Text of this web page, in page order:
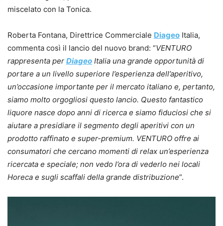
miscelato con la Tonica.
Roberta Fontana, Direttrice Commerciale Diageo Italia,
commenta così il lancio del nuovo brand: “VENTURO
rappresenta per Diageo Italia una grande opportunità di
portare a un livello superiore l’esperienza dell’aperitivo,
un’occasione importante per il mercato italiano e, pertanto,
siamo molto orgogliosi questo lancio. Questo fantastico
liquore nasce dopo anni di ricerca e siamo fiduciosi che si
aiutare a presidiare il segmento degli aperitivi con un
prodotto raffinato e super-premium. VENTURO offre ai
consumatori che cercano momenti di relax un’esperienza
ricercata e speciale; non vedo l’ora di vederlo nei locali
Horeca e sugli scaffali della grande distribuzione”.